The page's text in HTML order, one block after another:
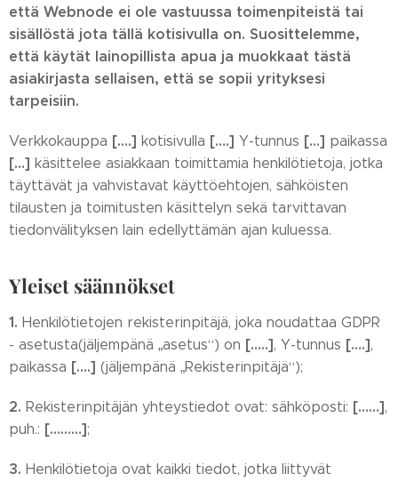
että Webnode ei ole vastuussa toimenpiteistä tai
sisällöstä jota tällä kotisivulla on. Suosittelemme,
että käytät lainopillista apua ja muokkaat tästä
asiakirjasta sellaisen, että se sopii yrityksesi
tarpeisiin.
Verkkokauppa [….] kotisivulla [….] Y-tunnus […] paikassa
[…] käsittelee asiakkaan toimittamia henkilötietoja, jotka
täyttävät ja vahvistavat käyttöehtojen, sähköisten
tilausten ja toimitusten käsittelyn sekä tarvittavan
tiedonvälityksen lain edellyttämän ajan kuluessa.
Yleiset säännökset
1. Henkilötietojen rekisterinpitäjä, joka noudattaa GDPR
- asetusta(jäljempänä „asetus“) on […..], Y-tunnus [….],
paikassa [….] (jäljempänä „Rekisterinpitäjä“);
2. Rekisterinpitäjän yhteystiedot ovat: sähköposti: [……],
puh.: [………];
3. Henkilötietoja ovat kaikki tiedot, jotka liittyvät